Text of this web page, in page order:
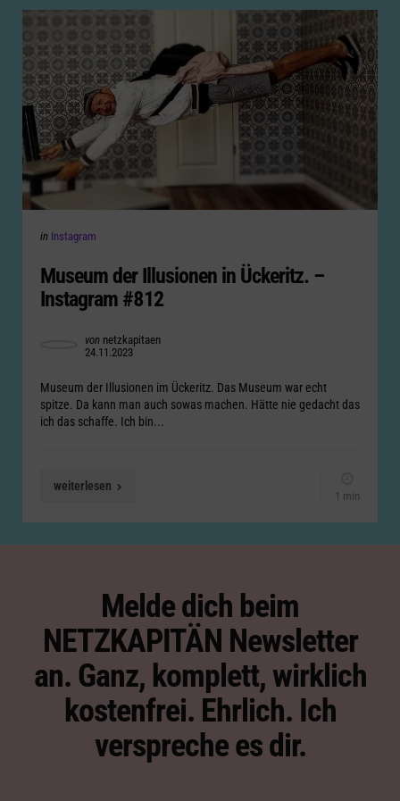
Categories
Posted
in Instagram
Museum der Illusionen in Ückeritz. –
Instagram #812
Posted
by
von netzkapitaen
24.11.2023
Museum der Illusionen im Ückeritz. Das Museum war echt
spitze. Da kann man auch sowas machen. Hätte nie gedacht das
ich das schaffe. Ich bin...
weiterlesen
1 min
Melde dich beim
NETZKAPITÄN Newsletter
an. Ganz, komplett, wirklich
kostenfrei. Ehrlich. Ich
verspreche es dir.